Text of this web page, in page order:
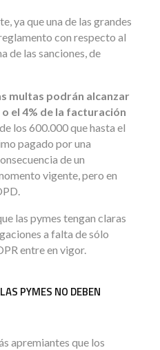
ya que una de las grandes
con respecto al
de las sanciones, de
multas podrán alcanzar
el 4% de la facturación
los 600.000 que hasta el
pagado por una
de un
vigente, pero en
las pymes tengan claras
a falta de sólo
entre en vigor.
PYMES NO DEBEN
apremiantes que los